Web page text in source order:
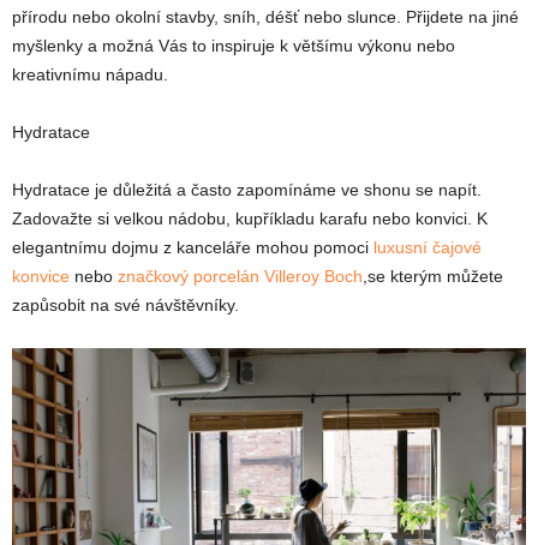
přírodu nebo okolní stavby, sníh, déšť nebo slunce. Přijdete na jiné
myšlenky a možná Vás to inspiruje k většímu výkonu nebo
kreativnímu nápadu.
Hydratace
Hydratace je důležitá a často zapomínáme ve shonu se napít.
Zadovažte si velkou nádobu, kupříkladu karafu nebo konvici. K
elegantnímu dojmu z kanceláře mohou pomoci luxusní čajové
konvice nebo značkový porcelán Villeroy Boch ,se kterým můžete
zapůsobit na své návštěvníky.